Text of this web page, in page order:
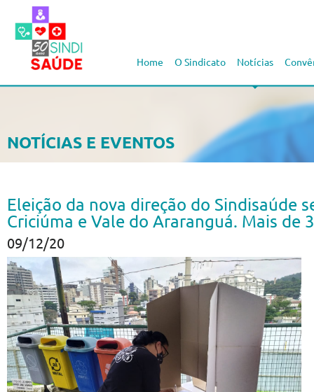
Notícias
O Sindicato
Home
NOTÍCIAS E EVENTOS
Eleição da nova direção do Sindisaúde
Criciúma e Vale do Araranguá. Mais
09/12/20